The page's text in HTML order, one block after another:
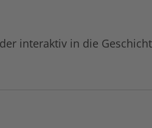
interaktiv in die